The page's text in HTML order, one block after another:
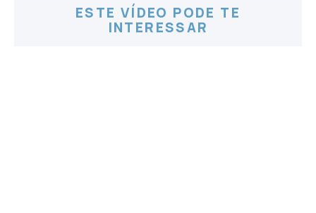
ESTE VÍDEO PODE TE
INTERESSAR